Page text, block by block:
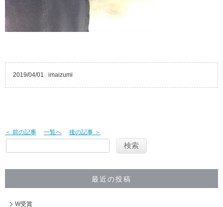
2019/04/01 imaizumi
＜ 前の記事 一覧へ 後の記事 ＞
最近の投稿
W受賞